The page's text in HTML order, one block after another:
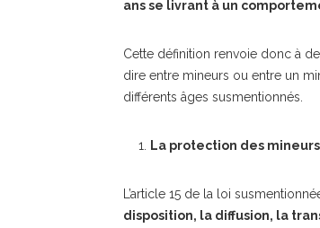
ans se livrant à un
Cette définition renvoie donc à
dire entre mineurs ou entre un
différents âges susmentionnés.
La protection des
L’article 15 de la loi
disposition, la diffusion, la